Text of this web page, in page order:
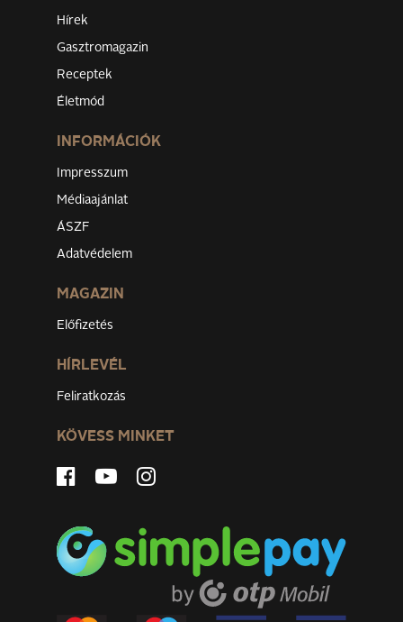
Hírek
Gasztromagazin
Receptek
Életmód
INFORMÁCIÓK
Impresszum
Médiaajánlat
ÁSZF
Adatvédelem
MAGAZIN
Előfizetés
HÍRLEVÉL
Feliratkozás
KÖVESS MINKET